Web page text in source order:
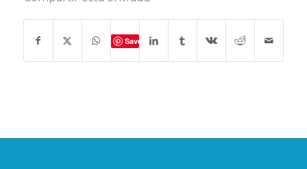
Save